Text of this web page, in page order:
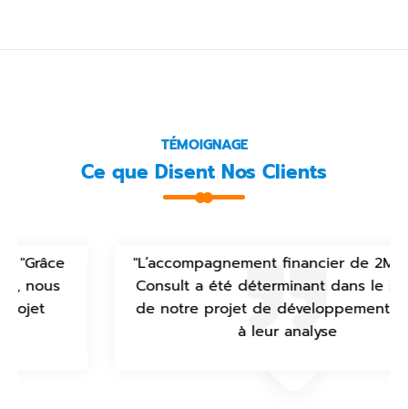
TÉMOIGNAGE
Ce que Disent Nos Clients
"L’accompagnement financier de 2M Invest
Consult a été déterminant dans le succès
de notre projet de développement. Grâce
à leur analyse